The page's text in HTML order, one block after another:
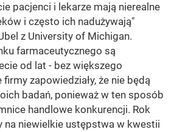
pacjenci i lekarze mają nierealne
i często ich nadużywają"
z University of Michigan.
farmaceutycznego są
od lat - bez większego
zapowiedziały, że nie będą
badań, ponieważ w ten sposób
handlowe konkurencji. Rok
na niewielkie ustępstwa w kwestii